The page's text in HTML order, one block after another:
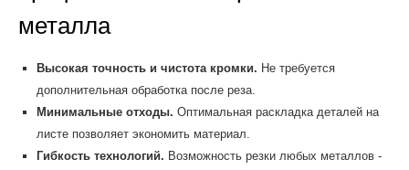
металла
Высокая точность и чистота кромки. Не требуется
дополнительная обработка после реза.
Минимальные отходы. Оптимальная раскладка деталей на
листе позволяет экономить материал.
Гибкость технологий. Возможность резки любых металлов -